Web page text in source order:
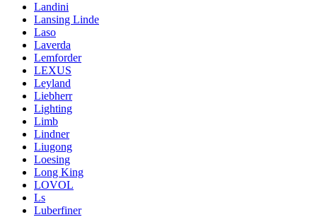
Landini
Lansing Linde
Laso
Laverda
Lemforder
LEXUS
Leyland
Liebherr
Lighting
Limb
Lindner
Liugong
Loesing
Long King
LOVOL
Ls
Luberfiner